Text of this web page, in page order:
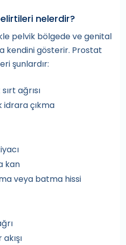
nelerdir?
pelvik bölgede ve genital
kendini gösterir. Prostat
şunlardır:
ağrısı
idrara çıkma
kan
veya batma hissi